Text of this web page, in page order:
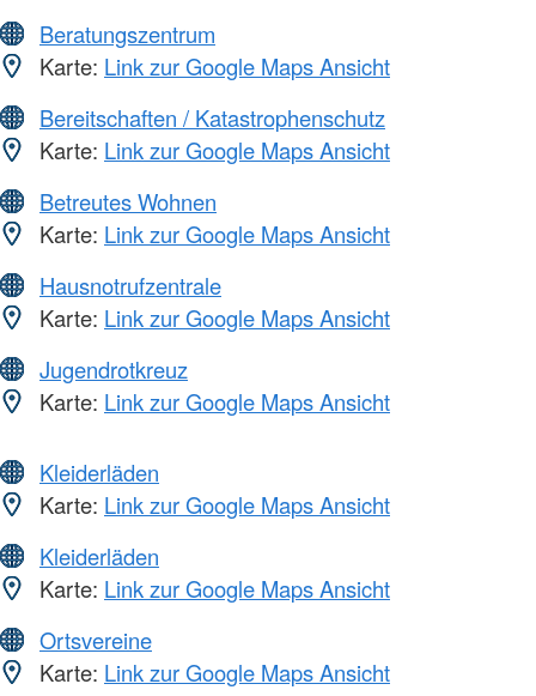
Beratungszentrum
Karte: Link zur Google Maps Ansicht
Bereitschaften / Katastrophenschutz
Karte: Link zur Google Maps Ansicht
Betreutes Wohnen
Karte: Link zur Google Maps Ansicht
Hausnotrufzentrale
Karte: Link zur Google Maps Ansicht
Jugendrotkreuz
Karte: Link zur Google Maps Ansicht
Kleiderläden
Karte: Link zur Google Maps Ansicht
Kleiderläden
Karte: Link zur Google Maps Ansicht
Ortsvereine
Karte: Link zur Google Maps Ansicht